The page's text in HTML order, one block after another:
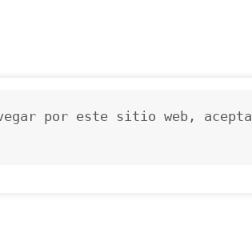
por este sitio web, acepta